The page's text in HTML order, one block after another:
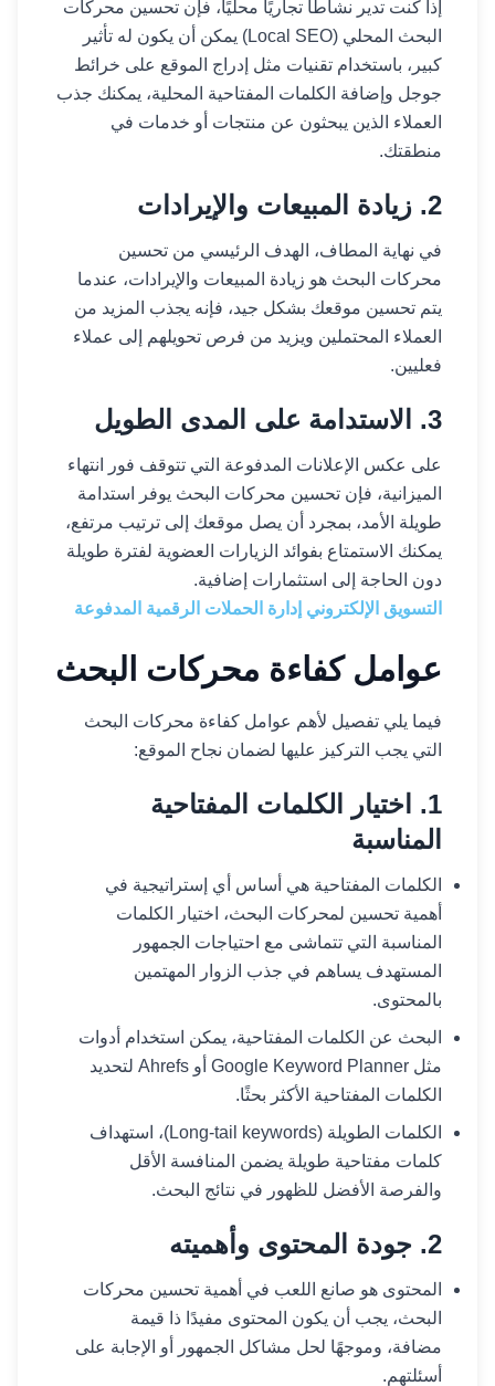
إذا كنت تدير نشاطًا تجاريًا محليًا، فإن تحسين محركات
البحث المحلي (Local SEO) يمكن أن يكون له تأثير
كبير، باستخدام تقنيات مثل إدراج الموقع على خرائط
جوجل وإضافة الكلمات المفتاحية المحلية، يمكنك جذب
العملاء الذين يبحثون عن منتجات أو خدمات في
منطقتك.
2. زيادة المبيعات والإيرادات
في نهاية المطاف، الهدف الرئيسي من تحسين
محركات البحث هو زيادة المبيعات والإيرادات، عندما
يتم تحسين موقعك بشكل جيد، فإنه يجذب المزيد من
العملاء المحتملين ويزيد من فرص تحويلهم إلى عملاء
فعليين.
3. الاستدامة على المدى الطويل
على عكس الإعلانات المدفوعة التي تتوقف فور انتهاء
الميزانية، فإن تحسين محركات البحث يوفر استدامة
طويلة الأمد، بمجرد أن يصل موقعك إلى ترتيب مرتفع،
يمكنك الاستمتاع بفوائد الزيارات العضوية لفترة طويلة
دون الحاجة إلى استثمارات إضافية.
التسويق الإلكتروني إدارة الحملات الرقمية المدفوعة
عوامل كفاءة محركات البحث
فيما يلي تفصيل لأهم عوامل كفاءة محركات البحث
التي يجب التركيز عليها لضمان نجاح الموقع:
1. اختيار الكلمات المفتاحية
المناسبة
الكلمات المفتاحية هي أساس أي إستراتيجية في
أهمية تحسين لمحركات البحث، اختيار الكلمات
المناسبة التي تتماشى مع احتياجات الجمهور
المستهدف يساهم في جذب الزوار المهتمين
بالمحتوى.
البحث عن الكلمات المفتاحية، يمكن استخدام أدوات
مثل Google Keyword Planner أو Ahrefs لتحديد
الكلمات المفتاحية الأكثر بحثًا.
الكلمات الطويلة (Long-tail keywords)، استهداف
كلمات مفتاحية طويلة يضمن المنافسة الأقل
والفرصة الأفضل للظهور في نتائج البحث.
2. جودة المحتوى وأهميته
المحتوى هو صانع اللعب في أهمية تحسين محركات
البحث، يجب أن يكون المحتوى مفيدًا ذا قيمة
مضافة، وموجهًا لحل مشاكل الجمهور أو الإجابة على
أسئلتهم.